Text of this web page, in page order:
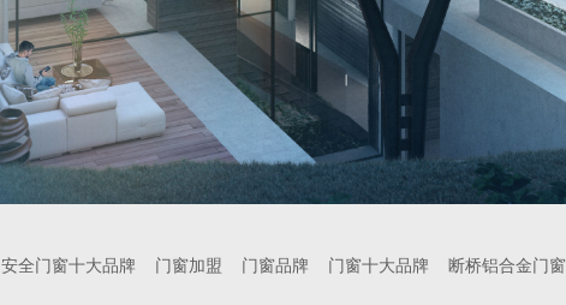
安全门窗十大品牌 门窗加盟 门窗品牌 门窗十大品牌 断桥铝合金门窗